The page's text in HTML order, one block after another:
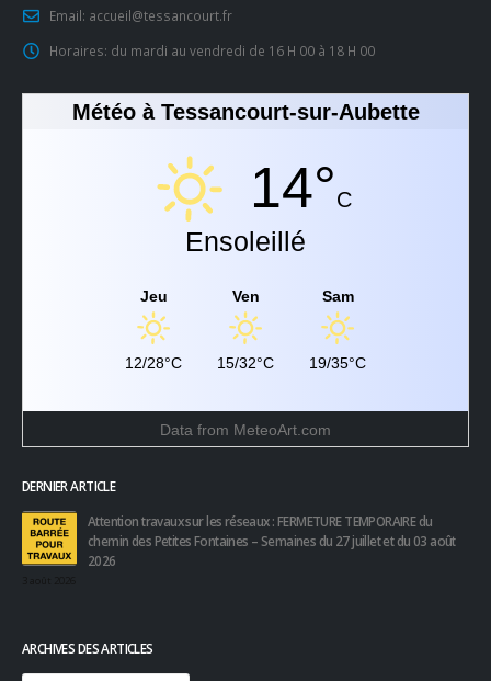
Email: accueil@tessancourt.fr
Horaires: du mardi au vendredi de 16 H 00 à 18 H 00
Météo à Tessancourt-sur-Aubette
14°C
Ensoleillé
Jeu
12/28°C
Ven
15/32°C
Sam
19/35°C
Data from MeteoArt.com
DERNIER ARTICLE
Attention travaux sur les réseaux : FERMETURE TEMPORAIRE du
chemin des Petites Fontaines – Semaines du 27 juillet et du 03 août
2026
ARCHIVES DES ARTICLES